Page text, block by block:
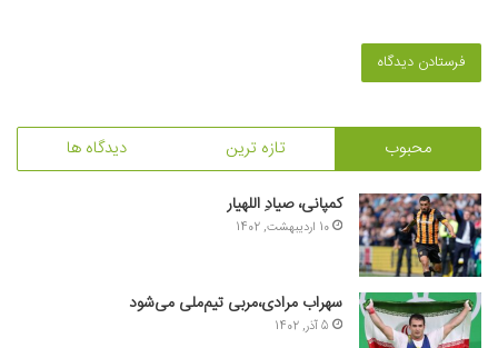
محبوب تازه ترین دیدگاه ها
کمپانی، صیادِ اللهیار
10 اردیبهشت, 1402
سهراب مرادی،مربی تیم‌ملی می‌شود
5 آذر, 1402